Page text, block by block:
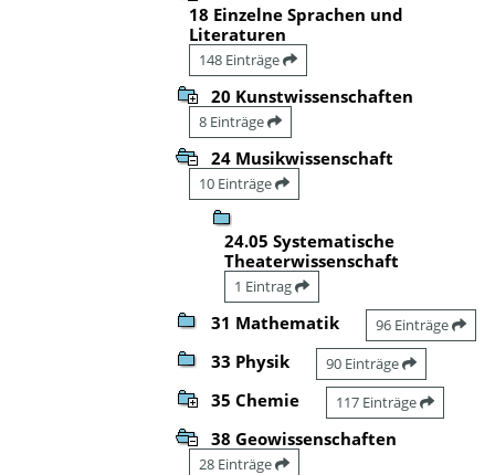
18 Einzelne Sprachen und
Literaturen
148 Einträge
20 Kunstwissenschaften
8 Einträge
24 Musikwissenschaft
10 Einträge
24.05 Systematische
Theaterwissenschaft
1 Eintrag
31 Mathematik 96 Einträge
33 Physik 90 Einträge
35 Chemie 117 Einträge
38 Geowissenschaften
28 Einträge